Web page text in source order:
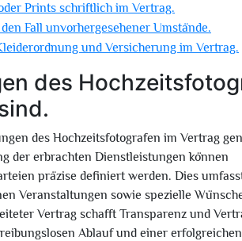
Prints schriftlich im Vertrag.
Fall unvorhergesehener Umstände.
und Versicherung im Vertrag.
des
des Hochzeitsfotografen im Vertrag
der erbrachten Dienstleistungen können
präzise definiert werden. Dies
Veranstaltungen sowie spezielle
Vertrag schafft Transparenz und
Ablauf und einer erfolgreichen